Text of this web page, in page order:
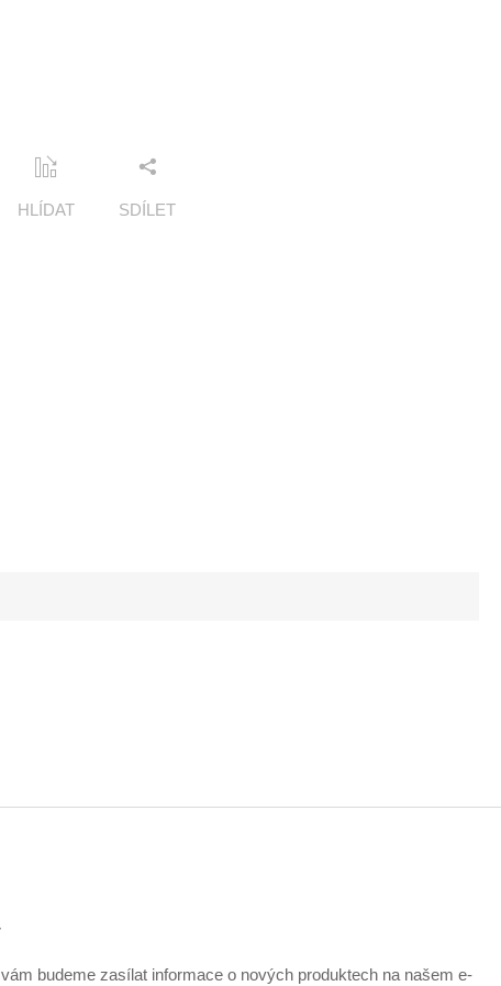
HLÍDAT SDÍLET
budeme zasílat informace o nových produktech na našem e-